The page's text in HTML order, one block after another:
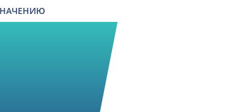
на балконную дверь
Антикошка Pet Screen
Антиптица